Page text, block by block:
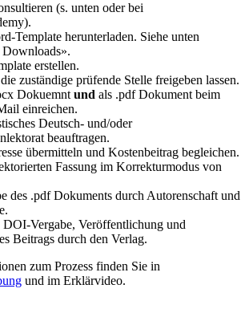
(s. unten oder bei
Template herunterladen. Siehe unten
erstellen.
zuständige prüfende Stelle freigeben lassen.
Dokuemnt und als .pdf Dokument beim
einreichen.
Deutsch- und/oder
beauftragen.
übermitteln und Kostenbeitrag begleichen.
Fassung im Korrekturmodus von
des .pdf Dokuments durch Autorenschaft und
DOI-Vergabe, Veröffentlichung und
Beitrags durch den Verlag.
zum Prozess finden Sie in
und im Erklärvideo.